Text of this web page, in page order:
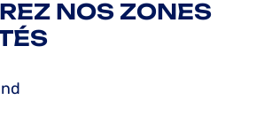
NOS ZONES